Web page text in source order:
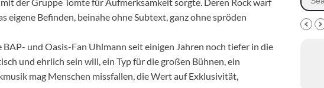
der Gruppe Tomte für Aufmerksamkeit sorgte. Deren Rock warf
eigene Befinden, beinahe ohne Subtext, ganz ohne spröden
und Oasis-Fan Uhlmann seit einigen Jahren noch tiefer in die
und ehrlich sein will, ein Typ für die großen Bühnen, ein
mag Menschen missfallen, die Wert auf Exklusivität,